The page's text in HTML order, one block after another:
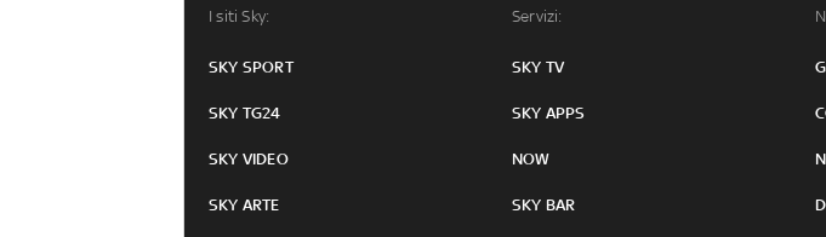
I siti Sky:
SKY SPORT
SKY TG24
SKY VIDEO
SKY ARTE
Servizi:
SKY TV
SKY APPS
NOW
SKY BAR